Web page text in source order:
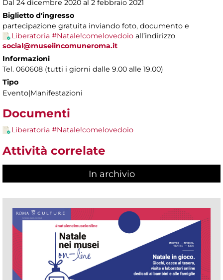
Dal 24 dicembre 2020 al 2 febbraio 2021
Biglietto d'ingresso
partecipazione gratuita inviando foto, documento e
Liberatoria #Natale!comelovedoio all’indirizzo
social@museiincomuneroma.it
Informazioni
Tel. 060608 (tutti i giorni dalle 9.00 alle 19.00)
Tipo
Evento|Manifestazioni
Documenti
Liberatoria #Natale!comelovedoio
Attività correlate
In archivio